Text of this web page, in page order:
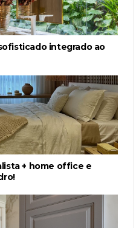
integrado ao
+ home office e